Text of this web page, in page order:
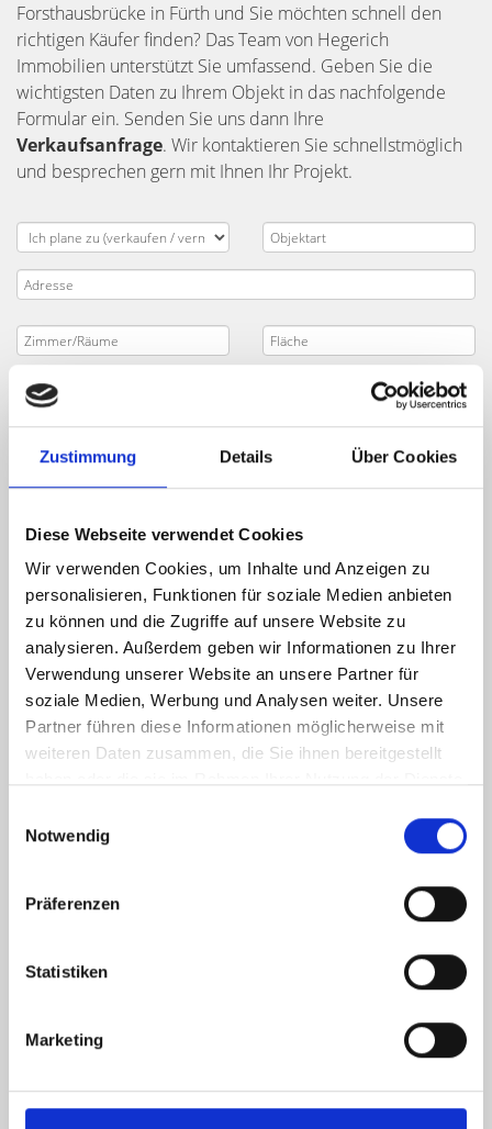
Zustimmung Details Über Cookies
Diese Webseite verwendet Cookies
Wir verwenden Cookies, um Inhalte und Anzeigen zu
personalisieren, Funktionen für soziale Medien anbieten
zu können und die Zugriffe auf unsere Website zu
analysieren. Außerdem geben wir Informationen zu Ihrer
Verwendung unserer Website an unsere Partner für
soziale Medien, Werbung und Analysen weiter. Unsere
Partner führen diese Informationen möglicherweise mit
weiteren Daten zusammen, die Sie ihnen bereitgestellt
Notwendig
Präferenzen
Statistiken
Marketing
Forsthausbrücke in Fürth und Sie möchten schnell den
richtigen Käufer finden? Das Team von Hegerich
Immobilien unterstützt Sie umfassend. Geben Sie die
wichtigsten Daten zu Ihrem Objekt in das nachfolgende
Formular ein. Senden Sie uns dann Ihre
Verkaufsanfrage. Wir kontaktieren Sie schnellstmöglich
und besprechen gern mit Ihnen Ihr Projekt.
zu, dass meine Angaben und Daten zur Beantwortung meiner Anfrage